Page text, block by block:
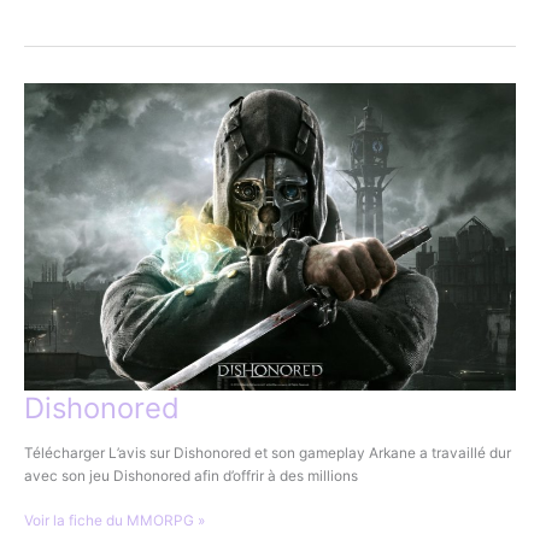
Dishonored
Télécharger L’avis sur Dishonored et son gameplay Arkane a travaillé dur
avec son jeu Dishonored afin d’offrir à des millions
Dishonored
Voir la fiche du MMORPG »